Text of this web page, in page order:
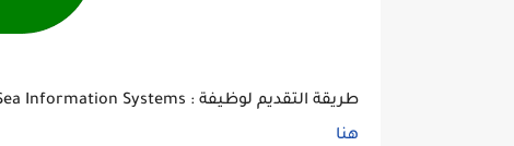
طريقة التقديم لوظيفة : Business Processes Analyst Specialist - Arab Sea Information Systems
هنا